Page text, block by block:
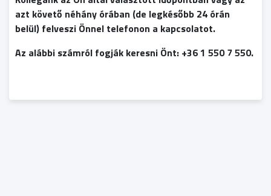
azt követő néhány órában (de legkésőbb 24 órán
belül) felveszi Önnel telefonon a kapcsolatot.
Az alábbi számról fogják keresni Önt: +36 1 550 7 550.